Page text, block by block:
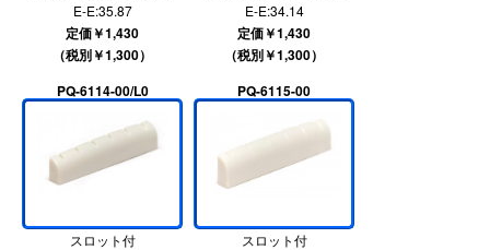
E-E:35.87
定価￥1,430
（税別￥1,300）
E-E:34.14
定価￥1,430
（税別￥1,300）
PQ-6114-00/L0
スロット付
PQ-6115-00
スロット付